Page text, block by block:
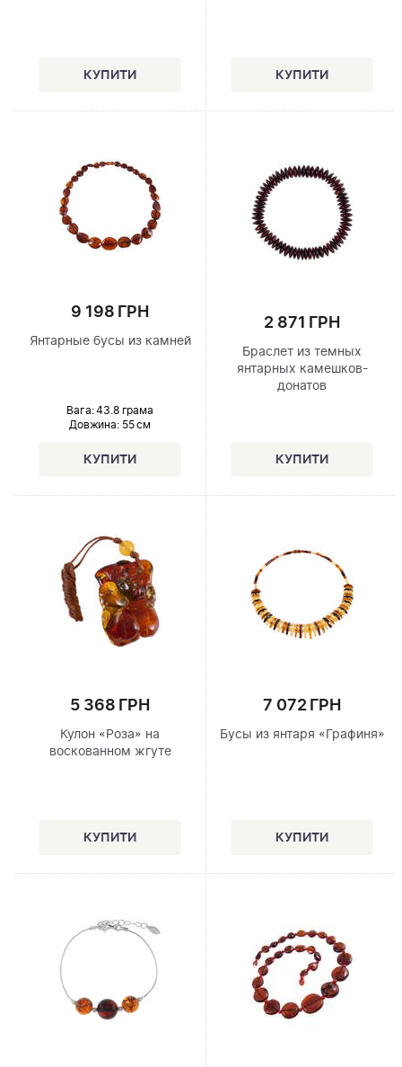
9 198 ГРН
Янтарные бусы из камней
Вага: 43.8 грама
Довжина:55 см
2 871 ГРН
Браслет из темных
янтарных камешков-
донатов
5 368 ГРН
Кулон «Роза» на
воскованном жгуте
7 072 ГРН
Бусы из янтаря «Графиня»